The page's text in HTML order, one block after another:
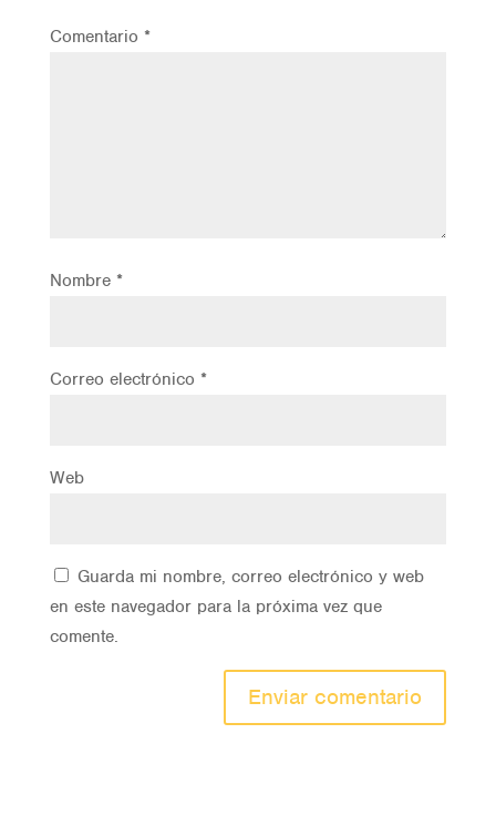
Comentario *
Nombre *
Correo electrónico *
Web
Guarda mi nombre, correo electrónico y web
en este navegador para la próxima vez que
comente.